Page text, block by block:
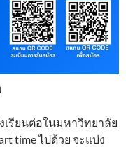
รียนต่อในมหาวิทยาลัย
time ไปด้วย จะแบ่ง